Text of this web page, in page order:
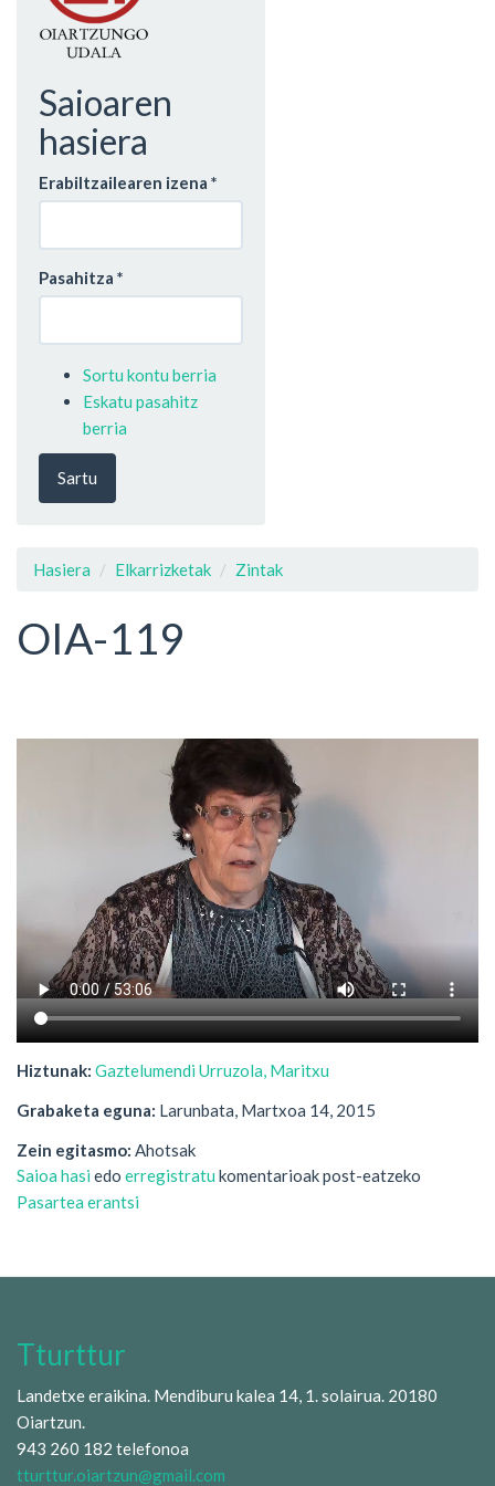
Saioaren
hasiera
Erabiltzailearen izena *
Pasahitza *
Sortu kontu berria
Eskatu pasahitz
berria
Sartu
Hasiera Elkarrizketak Zintak
OIA-119
Hiztunak: Gaztelumendi Urruzola, Maritxu
Grabaketa eguna: Larunbata, Martxoa 14, 2015
Zein egitasmo: Ahotsak
Saioa hasi edo erregistratu komentarioak post-eatzeko
Pasartea erantsi
Tturttur
Landetxe eraikina. Mendiburu kalea 14, 1. solairua. 20180
Oiartzun.
943 260 182 telefonoa
tturttur.oiartzun@gmail.com